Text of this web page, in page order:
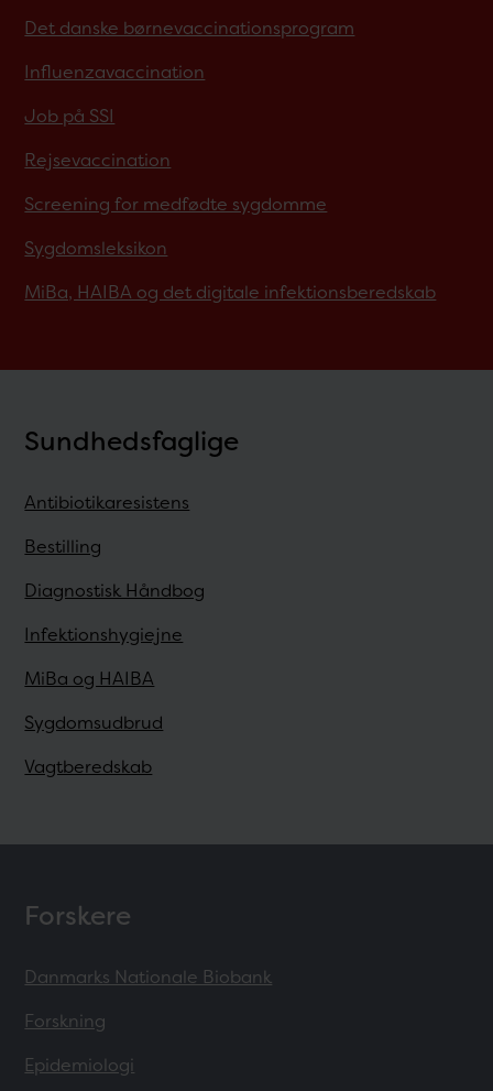
Det danske børnevaccinationsprogram
Influenzavaccination
Job på SSI
Rejsevaccination
Screening for medfødte sygdomme
Sygdomsleksikon
MiBa, HAIBA og det digitale infektionsberedskab
Sundhedsfaglige
Antibiotikaresistens
Bestilling
Diagnostisk Håndbog
Infektionshygiejne
MiBa og HAIBA
Sygdomsudbrud
Vagtberedskab
Forskere
Danmarks Nationale Biobank
Forskning
Epidemiologi